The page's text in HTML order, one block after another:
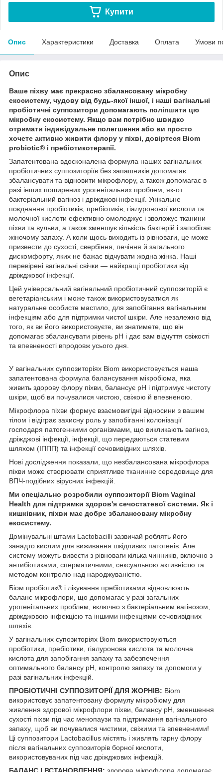
Купити
Опис Характеристики Доставка Оплата Умови
Опис
Ваше піхву має прекрасно збалансовану мікробну
екосистему, чудову від будь-якої іншої, і наші вагінальні
пробіотичні суппозитори допомагають поліпшити цю
мікробну екосистему. Якщо вам потрібно швидко
отримати індивідуальне полегшення або ви просто
хочете активно живити флору у піхві, довіртеся Biom
probiotic® і пребіотикотерапії.
Запатентована вдосконалена формула наших вагінальних
пробіотичних суппозиторіїв без запашників допомагає
збалансувати та відновити мікрофлору, а також допомагає в
разі інших поширених урогенітальних проблем, як-от
бактеріальний вагіноз і дріжджові інфекції. Унікальне
поєднання пробіотиків, пребіотиків, гіалуронової кислоти та
молочної кислоти ефективно омолоджує і зволожує тканини
піхви та вульви, а також зменшує кількість бактерій і запобігає
жіночому запаху. А коли щось виходить із рівноваги, це може
призвести до сухості, свербіння, печіння й загального
дискомфорту, яких не бажає відчувати жодна жінка. Наші
перевірені вагінальні свічки — найкращі пробіотики від
дріжджової інфекції.
Цей універсальний вагінальний пробіотичний суппозиторій є
вегетаріанським і може також використовуватися як
натуральне особисте мастило, для запобігання вагінальним
інфекціям або для підтримки чистої шкіри. Але незалежно від
того, як ви його використовуєте, ви знатимете, що він
допомагає збалансувати рівень pH і дає вам відчуття свіжості
та впевненості впродовж усього дня.
У вагінальних суппозиторіях Biom використовується наша
запатентована формула балансування мікробіома, яка
живить здорову флору піхви, балансує pH і підтримує чистоту
шкіри, щоб ви почувалися чистою, свіжою й впевненою.
Мікрофлора піхви формує взаємовигідні відносини з вашим
тілом і відіграє захисну роль у запобіганні колонізації
господаря патогенними організмами, що викликають вагіноз,
дріжджові інфекції, інфекції, що передаються статевим
шляхом (ІППП) та інфекції сечовивідних шляхів.
Нові дослідження показали, що незбалансована мікрофлора
піхви може створювати сприятливе тканинне середовище для
ВПЧ-подібних вірусних інфекцій.
Ми спеціально розробили суппозиторії Biom Vaginal
Health для підтримки здоров'я сечостатевої системи. Як і
кишківник, піхви має добре збалансовану мікробну
екосистему.
Домінувальні штами Lactobacilli зазвичай роблять його
занадто кислим для виживання шкідливих патогенів. Але
систему можуть вивести з рівноваги кілька чинників, включно з
антибіотиками, сперматичними, сексуальною активністю та
методом контролю над народжуваністю.
Біом пробіотик® і лікування пребіотиками відновлюють
баланс мікрофлори, що допомагає у разі загальних
урогенітальних проблем, включно з бактеріальним вагінозом,
дріжджовою інфекцією та іншими інфекціями сечовивідних
шляхів.
У вагінальних супозиторіях Biom використовуються
пробіотики, пребіотики, гіалуронова кислота та молочна
кислота для запобігання запаху та забезпечення
оптимального балансу pH, контролю запаху та допомоги у
разі вагінальних інфекцій.
ПРОБІОТИЧНІ СУППОЗИТОРІЇ ДЛЯ ЖОРНІВ: Biom
використовує запатентовану формулу мікробіому для
живлення здорової мікрофлори піхви, балансу pH, зменшення
сухості піхви під час менопаузи та підтримання вагінального
запаху, щоб ви почувалися чистими, свіжими та впевненими!
Ці суппозитори Lactobacillus містять і живлять гарну флору
після вагінальних суппозиторів борної кислоти,
використовуваних під час дріжджових інфекцій.
БАЛАНС І ВСТАНОВЛЕННЯ: здорова мікрофлора допомагає